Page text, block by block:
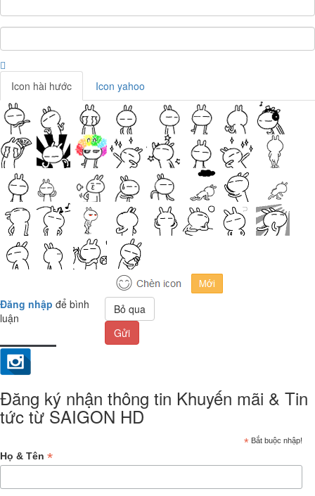
Icon hài hước Icon yahoo
Đăng nhập để bình
luận
Bỏ qua
Gửi
Đăng ký nhận thông tin Khuyến mãi & Tin
tức từ SAIGON HD
* Bắt buộc nhập!
Họ & Tên *